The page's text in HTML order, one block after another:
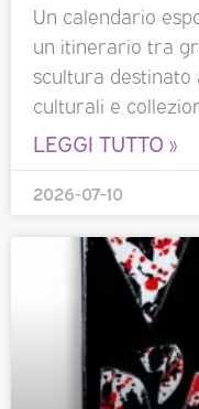
Un calendario
un itinerario tra
scultura destinato
culturali e
LEGGI TUTTO »
2026-07-10